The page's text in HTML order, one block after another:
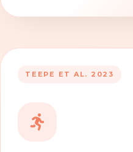
TEEPE ET AL. 2023
Durch die
Beweglichkeit und